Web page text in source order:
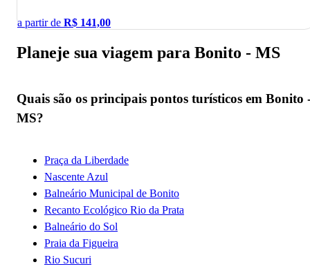
a partir de R$ 141,00
Planeje sua viagem para Bonito - MS
Quais são os principais pontos turísticos em Bonito
MS?
Praça da Liberdade
Nascente Azul
Balneário Municipal de Bonito
Recanto Ecológico Rio da Prata
Balneário do Sol
Praia da Figueira
Rio Sucuri